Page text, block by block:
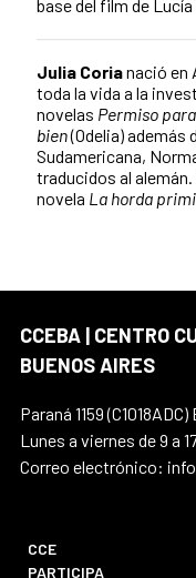
base del film de Lucía
Julia Corianació en
toda la vida a la
novelas Permiso
bien(Odelia)
Sudamericana,
traducidos al
novela La horda
CCEBA | CENTRO
BUENOS AIRES
Paraná 1159
Lunes a viernes de 9 a
Correo electrónico:
CCE
PARTICIPA